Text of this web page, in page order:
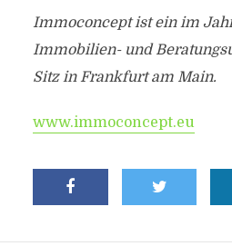
Immoconcept ist ein im
Immobilien- und
Sitz in Frankfurt am Main.
www.immoconcept.eu